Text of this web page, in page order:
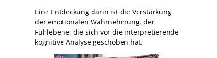
Eine Entdeckung darin ist die Verstärkung
der emotionalen Wahrnehmung, der
Fühlebene, die sich vor die interpretierende
kognitive Analyse geschoben hat.